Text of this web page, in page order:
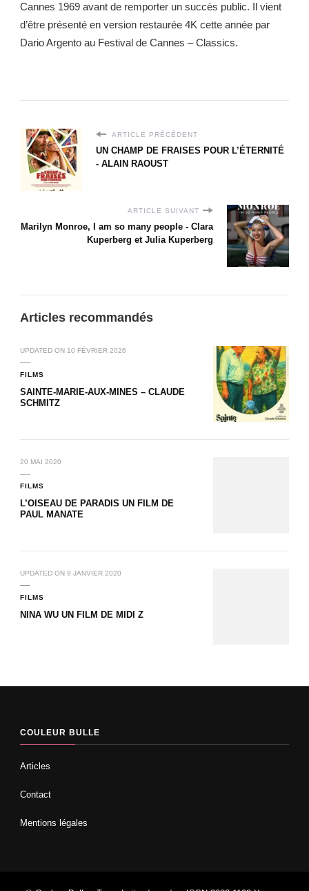
Cannes 1969 avant de remporter un succès public. Il vient
d’être présenté en version restaurée 4K cette année par
Dario Argento au Festival de Cannes – Classics.
ARTICLE PRÉCÉDENT
UN CHAMP DE FRAISES POUR L’ÉTERNITÉ
- ALAIN RAOUST
ARTICLE SUIVANT
Marilyn Monroe, I am so many people - Clara
Kuperberg et Julia Kuperberg
Articles recommandés
UPDATED ON 10 FÉVRIER 2026
FILMS
SAINTE-MARIE-AUX-MINES – CLAUDE
SCHMITZ
20 MAI 2020
FILMS
L’OISEAU DE PARADIS UN FILM DE
PAUL MANATE
UPDATED ON 9 JANVIER 2020
FILMS
NINA WU UN FILM DE MIDI Z
COULEUR BULLE
Articles
Contact
Mentions légales